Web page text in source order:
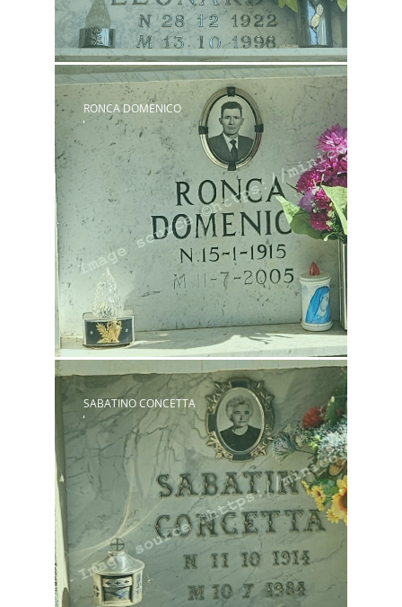
RONCA DOMENICO
SABATINO CONCETTA